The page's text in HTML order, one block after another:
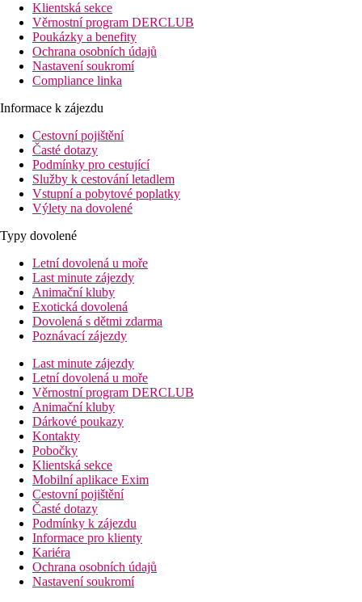
Klientská sekce
Věrnostní program DERCLUB
Poukázky a benefity
Ochrana osobních údajů
Nastavení soukromí
Compliance linka
Informace k zájezdu
Cestovní pojištění
Časté dotazy
Podmínky pro cestující
Služby k cestování letadlem
Vstupní a pobytové poplatky
Výlety na dovolené
Typy dovolené
Letní dovolená u moře
Last minute zájezdy
Animační kluby
Exotická dovolená
Dovolená s dětmi zdarma
Poznávací zájezdy
Last minute zájezdy
Letní dovolená u moře
Věrnostní program DERCLUB
Animační kluby
Dárkové poukazy
Kontakty
Pobočky
Klientská sekce
Mobilní aplikace Exim
Cestovní pojištění
Časté dotazy
Podmínky k zájezdu
Informace pro klienty
Kariéra
Ochrana osobních údajů
Nastavení soukromí